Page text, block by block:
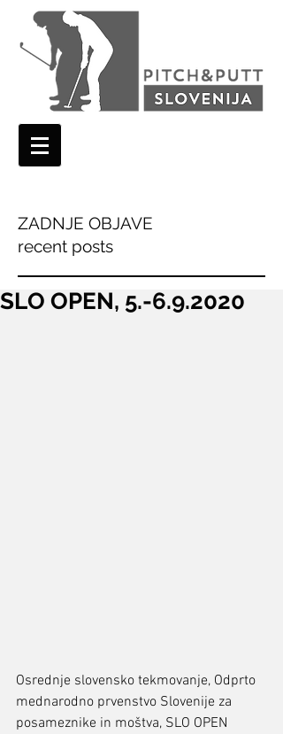
ZADNJE OBJAVE
recent posts
SLO OPEN, 5.-6.9.2020
Osrednje slovensko tekmovanje, Odprto
mednarodno prvenstvo Slovenije za
posameznike in moštva, SLO OPEN